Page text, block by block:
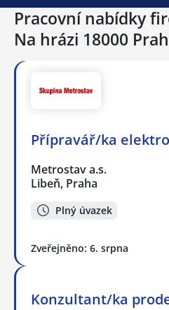
Pracovní nabídky
Na hrázi 18000
Přípravář/ka elektro
Metrostav a.s.
Libeň, Praha
Plný úvazek
Zveřejněno: 6. srpna
Konzultant/ka